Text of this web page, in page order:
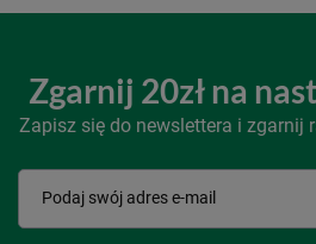
Zgarnij 20zł na
Zapisz się do newslettera i zgarnij
Podaj swój adres e-mail